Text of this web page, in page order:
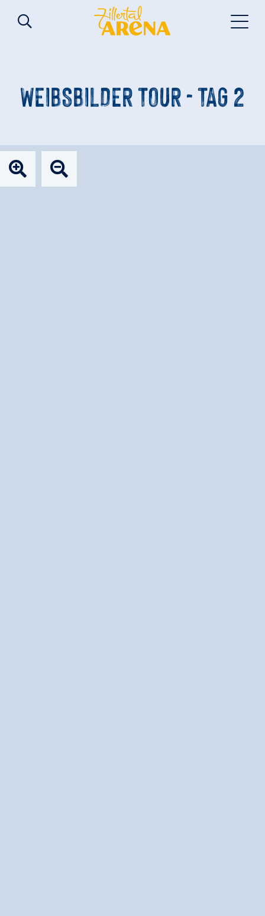
WEIBSBILDER TOUR - TAG 2